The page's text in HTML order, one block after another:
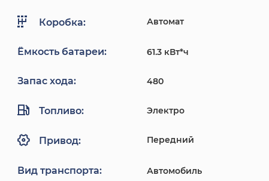
Коробка: Автомат
Ёмкость батареи: 61.3 кВт*ч
Запас хода: 480
Топливо: Электро
Привод: Передний
Вид транспорта: Автомобиль